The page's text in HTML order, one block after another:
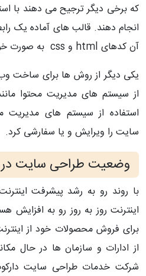
که برخی دیگر ترجیح می دهند با
انجام دهند. قالب های آماده یک
آن کدهای html و css به صورت خودکار ایجاد می شود.
یکی دیگر از روش ها برای ساخت
از سیستم های مدیریت محتوا
استفاده از سیستم های
سایت را ویرایش و یا سفارشی کرد.
وضعیت طراحی سایت در
با روند رو به رشد پیشرفت
اینترنت روز به روز رو به افزایش
برای فروش محصولات خود از
از ادارات و سازمان ها در حال
شرکت خدمات طراحی سایت